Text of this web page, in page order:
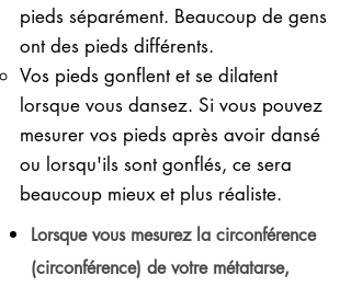
pieds séparément. Beaucoup de gens
ont des pieds différents.
Vos pieds gonflent et se dilatent
lorsque vous dansez. Si vous pouvez
mesurer vos pieds après avoir dansé
ou lorsqu'ils sont gonflés, ce sera
beaucoup mieux et plus réaliste.
Lorsque vous mesurez la circonférence
(circonférence) de votre métatarse,